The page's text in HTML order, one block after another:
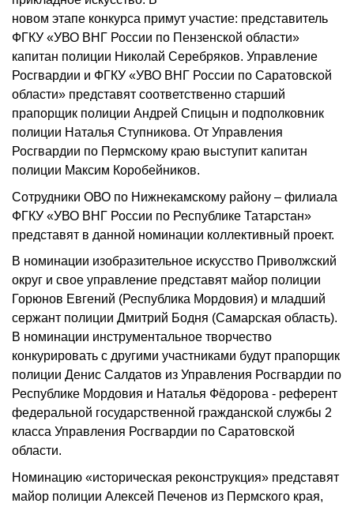
новом этапе конкурса примут участие: представитель
ФГКУ «УВО ВНГ России по Пензенской области»
капитан полиции Николай Серебряков. Управление
Росгвардии и ФГКУ «УВО ВНГ России по Саратовской
области» представят соответственно старший
прапорщик полиции Андрей Спицын и подполковник
полиции Наталья Ступникова. От Управления
Росгвардии по Пермскому краю выступит капитан
полиции Максим Коробейников.
Сотрудники ОВО по Нижнекамскому району – филиала
ФГКУ «УВО ВНГ России по Республике Татарстан»
представят в данной номинации коллективный проект.
В номинации изобразительное искусство Приволжский
округ и свое управление представят майор полиции
Горюнов Евгений (Республика Мордовия) и младший
сержант полиции Дмитрий Бодня (Самарская область).
В номинации инструментальное творчество
конкурировать с другими участниками будут прапорщик
полиции Денис Салдатов из Управления Росгвардии по
Республике Мордовия и Наталья Фёдорова - референт
федеральной государственной гражданской службы 2
класса Управления Росгвардии по Саратовской
области.
Номинацию «историческая реконструкция» представят
майор полиции Алексей Печенов из Пермского края,